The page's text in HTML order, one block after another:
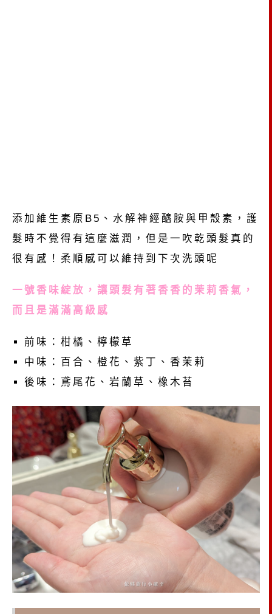
添加維生素原B5、水解神經醯胺與甲殼素，護
髮時不覺得有這麼滋潤，但是一吹乾頭髮真的
很有感！柔順感可以維持到下次洗頭呢
一號香味綻放，讓頭髮有著香香的茉莉香氣，
而且是滿滿高級感
前味：柑橘、檸檬草
中味：百合、橙花、紫丁、香茉莉
後味：鳶尾花、岩蘭草、橡木苔